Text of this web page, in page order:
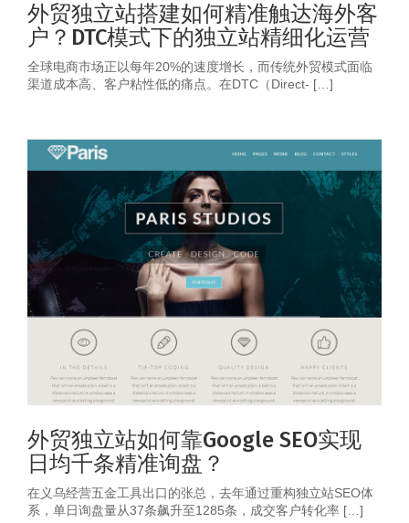
外贸独立站搭建如何精准触达海外客
户？DTC模式下的独立站精细化运营
全球电商市场正以每年20%的速度增长，而传统外贸模式面临
渠道成本高、客户粘性低的痛点。在DTC（Direct- […]
外贸独立站如何靠Google SEO实现
日均千条精准询盘？
在义乌经营五金工具出口的张总，去年通过重构独立站SEO体
系，单日询盘量从37条飙升至1285条，成交客户转化率 […]